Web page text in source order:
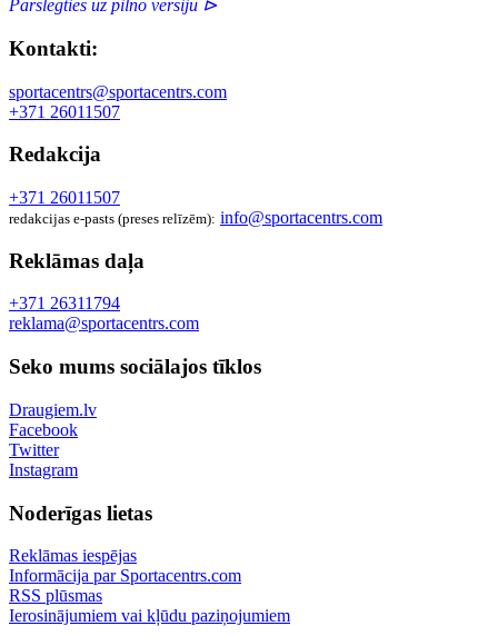
Pārslēgties uz pilno versiju ⊳
Kontakti:
sportacentrs@sportacentrs.com
+371 26011507
Redakcija
+371 26011507
redakcijas e-pasts (preses relīzēm): info@sportacentrs.com
Reklāmas daļa
+371 26311794
reklama@sportacentrs.com
Seko mums sociālajos tīklos
Draugiem.lv
Facebook
Twitter
Instagram
Noderīgas lietas
Reklāmas iespējas
Informācija par Sportacentrs.com
RSS plūsmas
Ierosinājumiem vai kļūdu paziņojumiem